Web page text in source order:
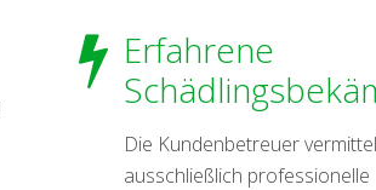
Erfahrene
Die Kundenbetreuer
ausschließlich professionelle